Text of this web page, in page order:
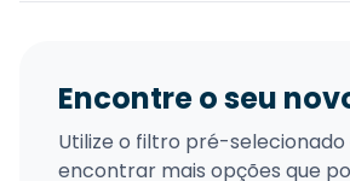
Encontre o seu
Utilize o filtro pré-
encontrar mais opções que